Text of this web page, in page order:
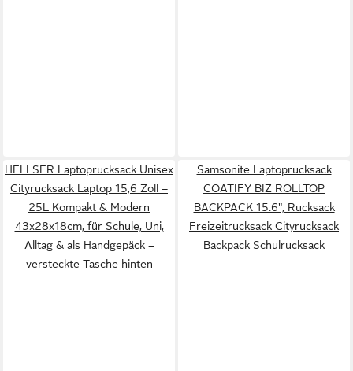
HELLSER Laptoprucksack Unisex
Cityrucksack Laptop 15,6 Zoll –
25L Kompakt & Modern
43x28x18cm, für Schule, Uni,
Alltag & als Handgepäck –
versteckte Tasche hinten
Samsonite Laptoprucksack
COATIFY BIZ ROLLTOP
BACKPACK 15.6", Rucksack
Freizeitrucksack Cityrucksack
Backpack Schulrucksack